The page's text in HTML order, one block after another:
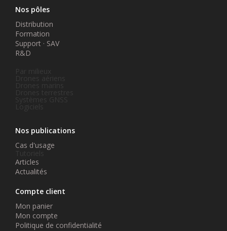
Nos pôles
Distribution
Formation
Support · SAV
R&D
Drones aériens
Drones marins
Drones terrestres
Systèmes GNSS
Logiciels
Nos publications
Cas d'usage
Tutoriels
Articles
Actualités
Compte client
Mon panier
Mon compte
Politique de confidentialité